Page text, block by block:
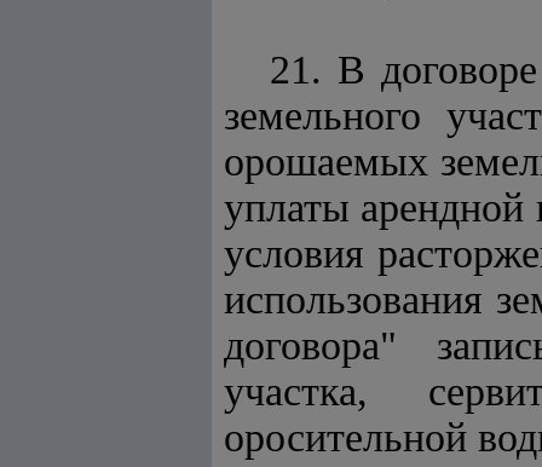
21. В
земельного
орошаемых
уплаты арендной
условия
использования
договора"
участка,
оросительной